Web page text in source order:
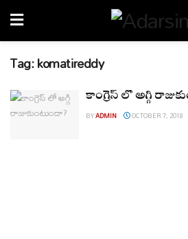
Tag:komatireddy
కాంగ్రెస్ లో అగ్గి
BYADMIN OCTOBER 7, 2018